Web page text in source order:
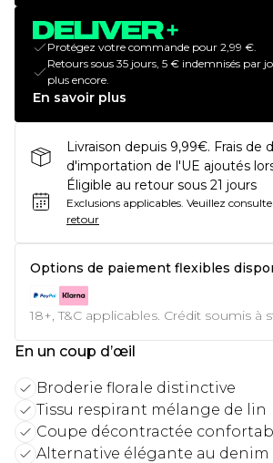
Protégez votre commande pour 2,99 €.
Retours sous 35 jours, 5 € indemnisés par
plus encore.
En savoir plus
Livraison depuis 9,99€. Frais de
d'importation de l'UE ajoutés
Éligible au retour sous 21 jours
Exclusions applicables. Veuillez
retour
Options de paiement flexibles
18+, T&C applicables. Crédit soumis à
En un coup d’œil
Broderie florale distinctive
Tissu respirant mélange de lin
Coupe décontractée
Alternative élégante au denim